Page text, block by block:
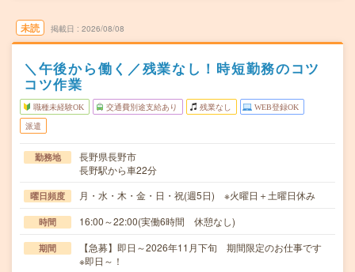
未読 掲載日 2026/08/08
＼午後から働く／残業なし！時短勤務のコツ
コツ作業
職種未経験OK 交通費別途支給あり 残業なし WEB登録OK
派遣
勤務地
長野県長野市
長野駅から車22分
曜日頻度 月・水・木・金・日・祝(週5日) ※火曜日＋土曜日休み
時間 16:00～22:00(実働6時間 休憩なし)
期間
【急募】即日～2026年11月下旬 期間限定のお仕事です
※即日～！